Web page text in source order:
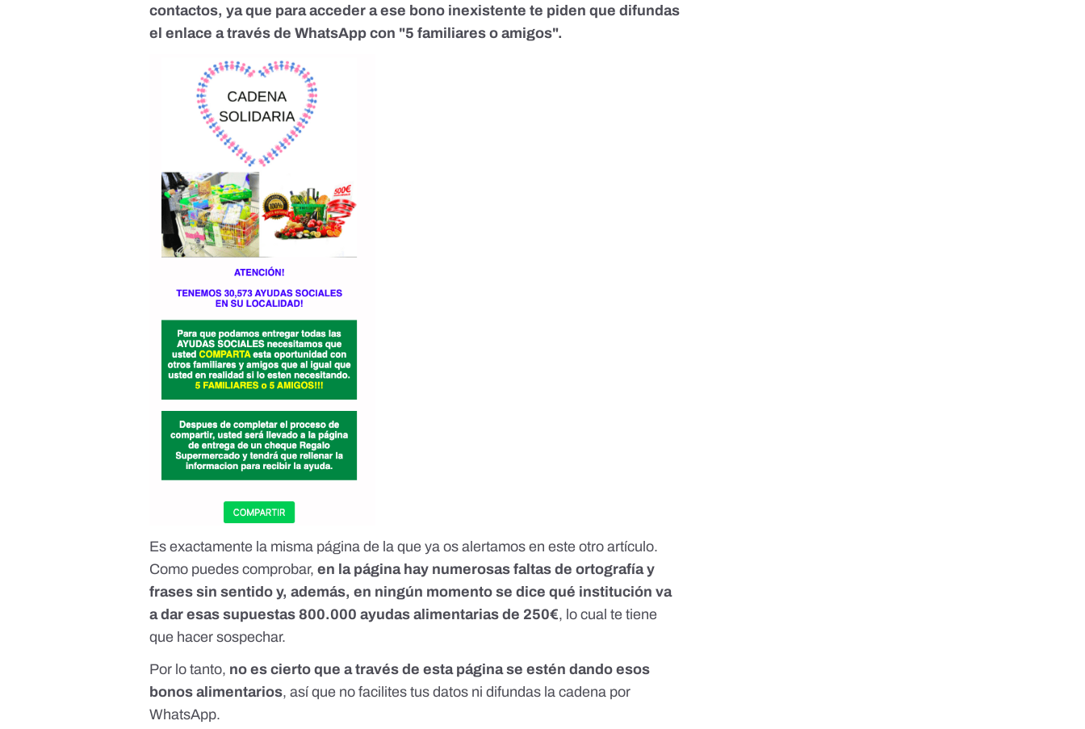
contactos, ya que para acceder a ese bono inexistente te piden que difundas
el enlace a través de WhatsApp con "5 familiares o amigos".
Es exactamente la misma página de la que ya os alertamos eneste otro artículo.
Como puedes comprobar,en la página hay numerosas faltas de ortografía y
frases sin sentido y, además, en ningún momento se dice qué institución va
a dar esas supuestas 800.000 ayudas alimentarias de 250€, lo cual te tiene
que hacer sospechar.
Por lo tanto, no es cierto que a través de esta página se estén dando esos
bonos alimentarios, así que no facilites tus datos ni difundas la cadena por
WhatsApp.